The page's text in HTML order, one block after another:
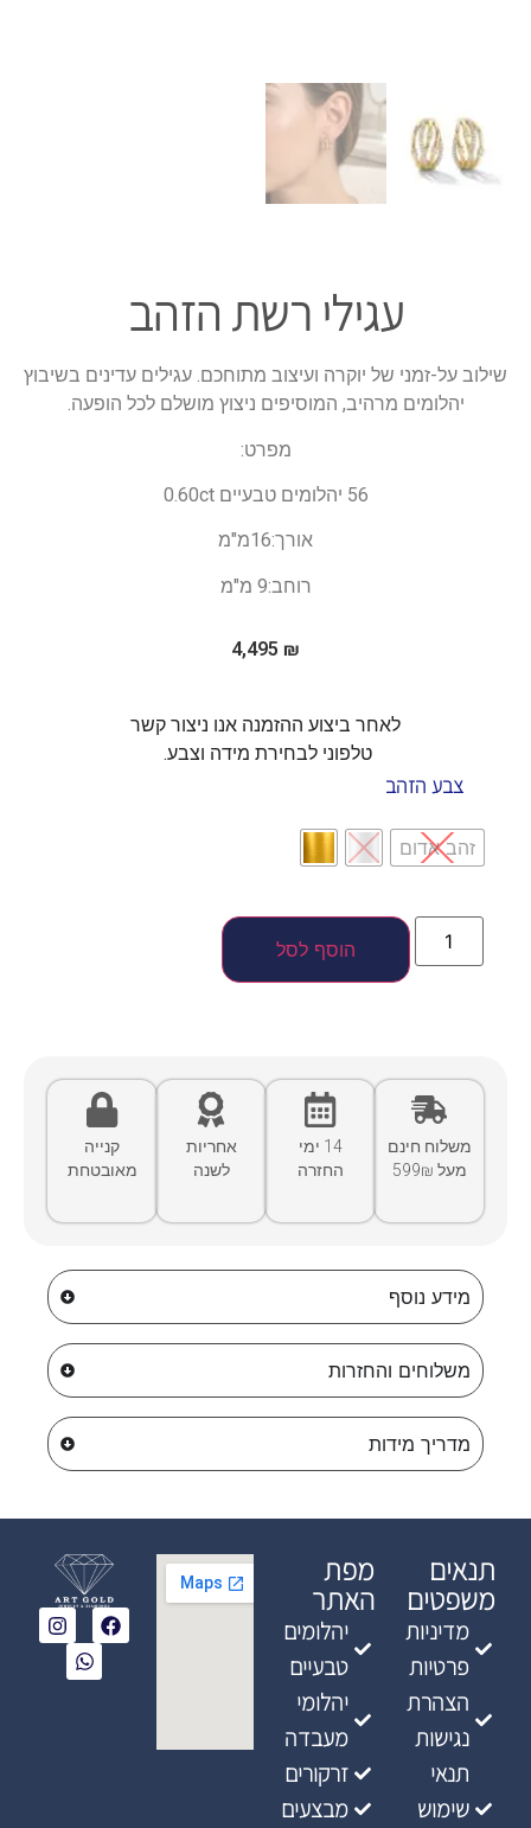
עגילי רשת הזהב
שילוב על-זמני של יוקרה ועיצוב מתוחכם. עגילים עדינים בשיבוץ
יהלומים מרהיב, המוסיפים ניצוץ מושלם לכל הופעה.
מפרט:
56 יהלומים טבעיים 0.60сt
אורך:16מ"מ
רוחב:9 מ"מ
4,495 ₪
לאחר ביצוע ההזמנה אנו ניצור קשר
טלפוני לבחירת מידה וצבע.
צבע הזהב
זהב אדום
הוסף לסל
קנייה
מאובטחת
אחריות
לשנה
14 ימי
החזרה
משלוח חינם
מעל 599₪
מידע נוסף
משלוחים והחזרות
מדריך מידות
מפת
האתר
יהלומים
טבעיים
יהלומי
מעבדה
זרקורים
מבצעים
תנאים
משפטים
מדיניות
פרטיות
הצהרת
נגישות
תנאי
שימוש